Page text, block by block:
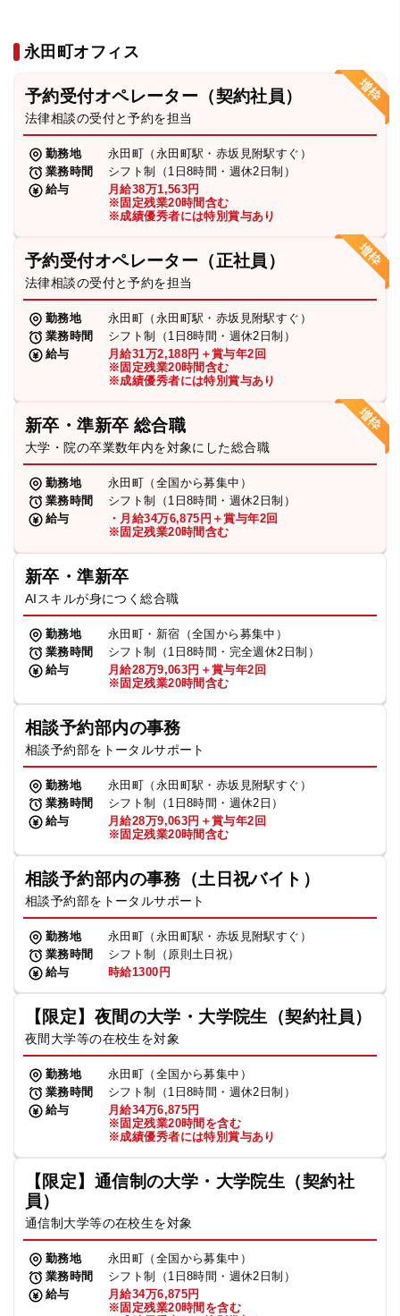
永田町オフィス
予約受付オペレーター（契約社員）
法律相談の受付と予約を担当
勤務地
永田町（永田町駅・赤坂見附駅すぐ）
業務時間
シフト制（1日8時間・週休2日制）
給与
月給38万1,563円
※固定残業20時間含む
※成績優秀者には特別賞与あり
予約受付オペレーター（正社員）
法律相談の受付と予約を担当
勤務地
永田町（永田町駅・赤坂見附駅すぐ）
業務時間
シフト制（1日8時間・週休2日制）
給与
月給31万2,188円＋賞与年2回
※固定残業20時間含む
※成績優秀者には特別賞与あり
新卒・準新卒 総合職
大学・院の卒業数年内を対象にした総合職
勤務地
永田町（全国から募集中）
業務時間
シフト制（1日8時間・週休2日制）
給与
・月給34万6,875円＋賞与年2回
※固定残業20時間含む
新卒・準新卒
AIスキルが身につく総合職
勤務地
永田町・新宿（全国から募集中）
業務時間
シフト制（1日8時間・完全週休2日制）
給与
月給28万9,063円＋賞与年2回
※固定残業20時間含む
相談予約部内の事務
相談予約部をトータルサポート
勤務地
永田町（永田町駅・赤坂見附駅すぐ）
業務時間
シフト制（1日8時間・週休2日）
給与
月給28万9,063円＋賞与年2回
※固定残業20時間含む
相談予約部内の事務（土日祝バイト）
相談予約部をトータルサポート
勤務地
永田町（永田町駅・赤坂見附駅すぐ）
業務時間
シフト制（原則土日祝）
給与
時給1300円
【限定】夜間の大学・大学院生（契約社員）
夜間大学等の在校生を対象
勤務地
永田町（全国から募集中）
業務時間
シフト制（1日8時間・週休2日制）
給与
月給34万6,875円
※固定残業20時間を含む
※成績優秀者には特別賞与あり
【限定】通信制の大学・大学院生（契約社
員）
通信制大学等の在校生を対象
勤務地
永田町（全国から募集中）
業務時間
シフト制（1日8時間・週休2日制）
給与
月給34万6,875円
※固定残業20時間を含む